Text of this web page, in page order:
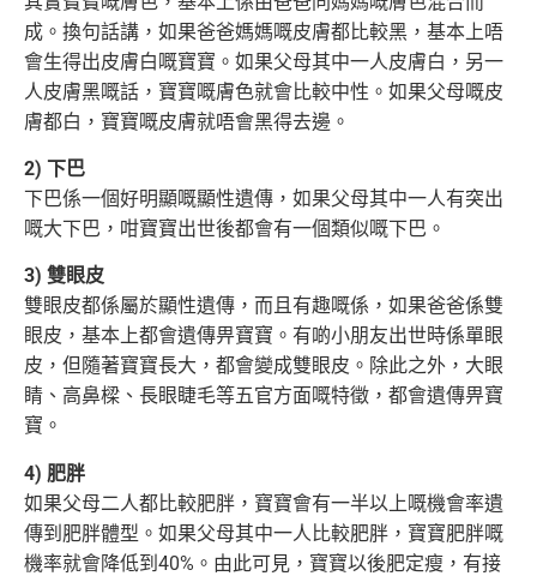
成。換句話講，如果爸爸媽媽嘅皮膚都比較黑，基本上唔
會生得出皮膚白嘅寶寶。如果父母其中一人皮膚白，另一
人皮膚黑嘅話，寶寶嘅膚色就會比較中性。如果父母嘅皮
膚都白，寶寶嘅皮膚就唔會黑得去邊。
2) 下巴
下巴係一個好明顯嘅顯性遺傳，如果父母其中一人有突出
嘅大下巴，咁寶寶出世後都會有一個類似嘅下巴。
3) 雙眼皮
雙眼皮都係屬於顯性遺傳，而且有趣嘅係，如果爸爸係雙
眼皮，基本上都會遺傳畀寶寶。有啲小朋友出世時係單眼
皮，但隨著寶寶長大， 都會變成雙眼皮。除此之外，大眼
睛、高鼻樑、長眼睫毛等五官方面嘅特徵，都會遺傳畀寶
寶。
4) 肥胖
如果父母二人都比較肥胖，寶寶會有一半以上嘅機會率遺
傳到肥胖體型。如果父母其中一人比較肥胖，寶寶肥胖嘅
機率就會降低到40%。 由此可見，寶寶以後肥定瘦，有接